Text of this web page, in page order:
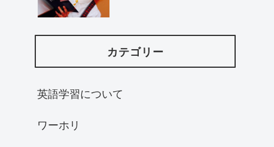
カテゴリー
英語学習について
ワーホリ